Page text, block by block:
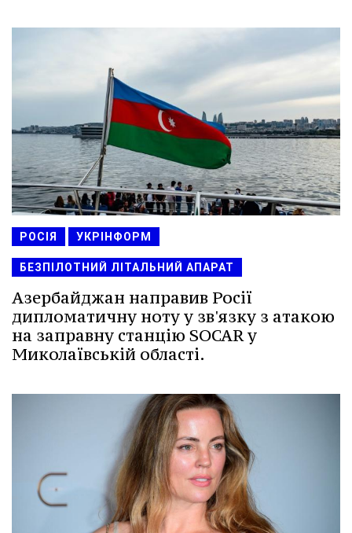
РОСІЯ УКРІНФОРМ
БЕЗПІЛОТНИЙ ЛІТАЛЬНИЙ АПАРАТ
Азербайджан направив Росії
дипломатичну ноту у зв'язку з атакою
на заправну станцію SOCAR у
Миколаївській області.